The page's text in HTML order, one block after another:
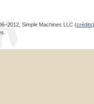
Simple Machines LLC (crédits)